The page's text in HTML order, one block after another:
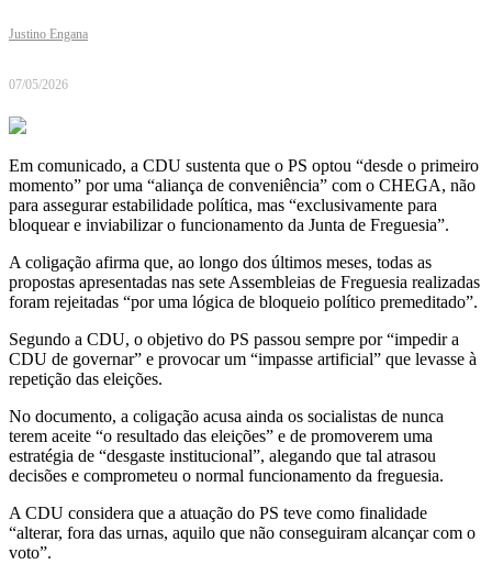
Justino Engana
07/05/2026
Em comunicado, a CDU sustenta que o PS optou “desde o primeiro
momento” por uma “aliança de conveniência” com o CHEGA, não
para assegurar estabilidade política, mas “exclusivamente para
bloquear e inviabilizar o funcionamento da Junta de Freguesia”.
A coligação afirma que, ao longo dos últimos meses, todas as
propostas apresentadas nas sete Assembleias de Freguesia realizadas
foram rejeitadas “por uma lógica de bloqueio político premeditado”.
Segundo a CDU, o objetivo do PS passou sempre por “impedir a
CDU de governar” e provocar um “impasse artificial” que levasse à
repetição das eleições.
No documento, a coligação acusa ainda os socialistas de nunca
terem aceite “o resultado das eleições” e de promoverem uma
estratégia de “desgaste institucional”, alegando que tal atrasou
decisões e comprometeu o normal funcionamento da freguesia.
A CDU considera que a atuação do PS teve como finalidade
“alterar, fora das urnas, aquilo que não conseguiram alcançar com o
voto”.